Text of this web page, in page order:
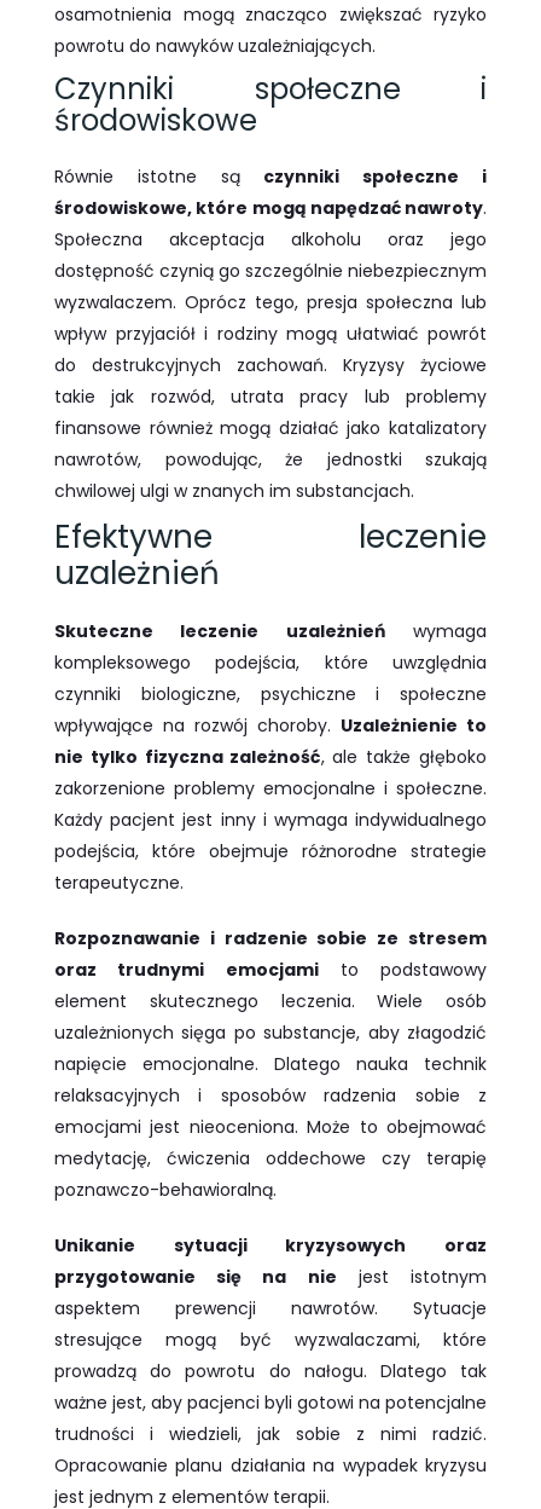
osamotnienia mogą znacząco zwiększać ryzyko
powrotu do nawyków uzależniających.
Czynniki społeczne i
środowiskowe
Równie istotne są czynniki społeczne i
środowiskowe, które mogą napędzać nawroty.
Społeczna akceptacja alkoholu oraz jego
dostępność czynią go szczególnie niebezpiecznym
wyzwalaczem. Oprócz tego, presja społeczna lub
wpływ przyjaciół i rodziny mogą ułatwiać powrót
do destrukcyjnych zachowań. Kryzysy życiowe
takie jak rozwód, utrata pracy lub problemy
finansowe również mogą działać jako katalizatory
nawrotów, powodując, że jednostki szukają
chwilowej ulgi w znanych im substancjach.
Efektywne leczenie
uzależnień
Skuteczne leczenie uzależnieńwymaga
kompleksowego podejścia, które uwzględnia
czynniki biologiczne, psychiczne i społeczne
wpływające na rozwój choroby. Uzależnienie to
nie tylko fizyczna zależność, ale także głęboko
zakorzenione problemy emocjonalne i społeczne.
Każdy pacjent jest inny i wymaga indywidualnego
podejścia, które obejmuje różnorodne strategie
terapeutyczne.
Rozpoznawanie i radzenie sobie ze stresem
oraz trudnymi emocjamito podstawowy
element skutecznego leczenia. Wiele osób
uzależnionych sięga po substancje, aby złagodzić
napięcie emocjonalne. Dlatego nauka technik
relaksacyjnych i sposobów radzenia sobie z
emocjami jest nieoceniona. Może to obejmować
medytację, ćwiczenia oddechowe czy terapię
poznawczo-behawioralną.
Unikanie sytuacji kryzysowych oraz
przygotowanie się na nie jest istotnym
aspektem prewencji nawrotów. Sytuacje
stresujące mogą być wyzwalaczami, które
prowadzą do powrotu do nałogu. Dlatego tak
ważne jest, aby pacjenci byli gotowi na potencjalne
trudności i wiedzieli, jak sobie z nimi radzić.
Opracowanie planu działania na wypadek kryzysu
jest jednym z elementów terapii.